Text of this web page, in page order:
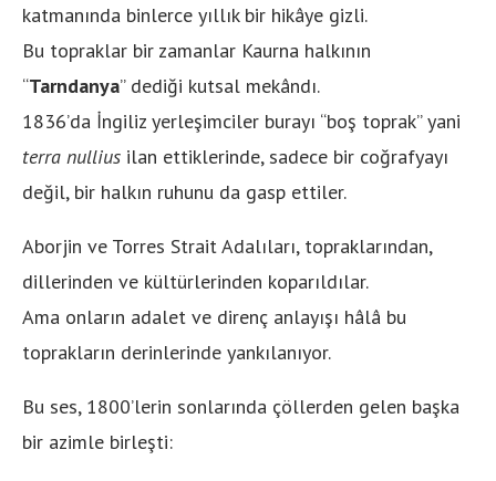
katmanında binlerce yıllık bir hikâye gizli.
Bu topraklar bir zamanlar Kaurna halkının
“Tarndanya” dediği kutsal mekândı.
1836’da İngiliz yerleşimciler burayı “boş toprak” yani
terra nullius ilan ettiklerinde, sadece bir coğrafyayı
değil, bir halkın ruhunu da gasp ettiler.
Aborjin ve Torres Strait Adalıları, topraklarından,
dillerinden ve kültürlerinden koparıldılar.
Ama onların adalet ve direnç anlayışı hâlâ bu
toprakların derinlerinde yankılanıyor.
Bu ses, 1800’lerin sonlarında çöllerden gelen başka
bir azimle birleşti: